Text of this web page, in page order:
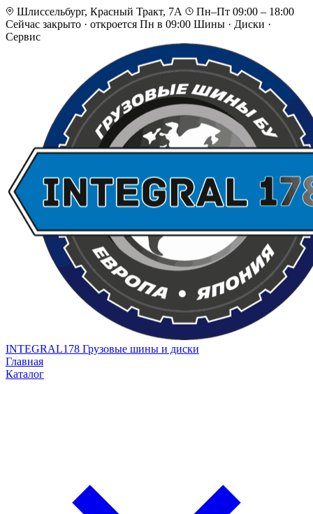
Шлиссельбург, Красный Тракт, 7А
Пн–Пт 09:00 – 18:00
Сейчас закрыто · откроется Пн в 09:00 Шины · Диски ·
Сервис
INTEGRAL178 Грузовые шины и диски
Главная
Каталог